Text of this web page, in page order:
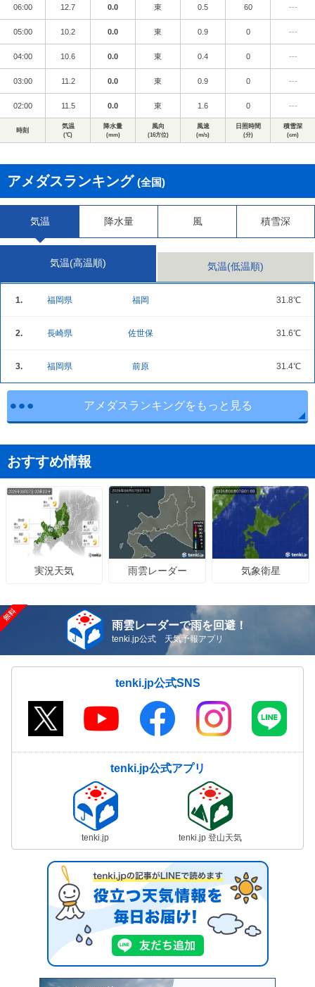
06:00 12.7 0.0 東 0.5 60 ---
05:00 10.2 0.0 東 0.9 0 ---
04:00 10.6 0.0 東 0.4 0 ---
03:00 11.2 0.0 東 0.9 0 ---
02:00 11.5 0.0 東 1.6 0 ---
時刻
気温
(℃)
降水量
(mm)
風向
(16方位)
風速
(m/s)
日照時間
(分)
積雪深
(cm)
アメダスランキング (全国)
気温 降水量 風 積雪深
気温(高温順) 気温(低温順)
1. 福岡県 福岡 31.8℃
2. 長崎県 佐世保 31.6℃
3. 福岡県 前原 31.4℃
アメダスランキングをもっと見る
おすすめ情報
実況天気 雨雲レーダー 気象衛星
雨雲レーダーで雨を回避！
tenki.jp公式 天気予報アプリ
tenki.jp公式SNS
tenki.jp公式アプリ
tenki.jp tenki.jp 登山天気